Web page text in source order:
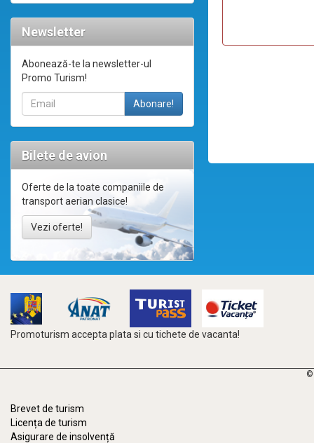
Newsletter
Abonează-te la newsletter-ul
Promo Turism!
Bilete de avion
Oferte de la toate companiile de
transport aerian clasice!
Vezi oferte!
Promoturism accepta plata si cu tichete de vacanta!
©
Brevet de turism
Licența de turism
Asigurare de insolvență